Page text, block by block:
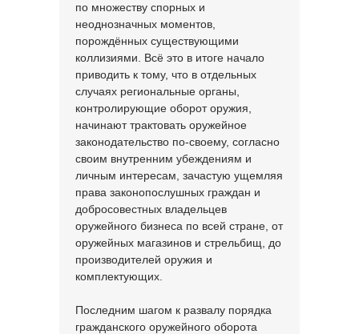
по множеству спорных и
неоднозначных моментов,
порождённых существующими
коллизиями. Всё это в итоге начало
приводить к тому, что в отдельных
случаях региональные органы,
контролирующие оборот оружия,
начинают трактовать оружейное
законодательство по-своему, согласно
своим внутренним убеждениям и
личным интересам, зачастую ущемляя
права законопослушных граждан и
добросовестных владельцев
оружейного бизнеса по всей стране, от
оружейных магазинов и стрельбищ, до
производителей оружия и
комплектующих.
Последним шагом к развалу порядка
гражданского оружейного оборота